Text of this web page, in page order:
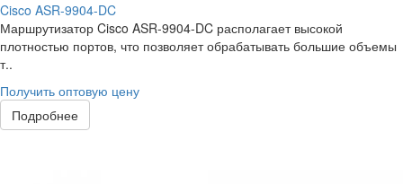
Cisco ASR-9904-DC
Маршрутизатор Cisco ASR-9904-DC располагает высокой
плотностью портов, что позволяет обрабатывать большие объемы
т..
Получить оптовую цену
Подробнее